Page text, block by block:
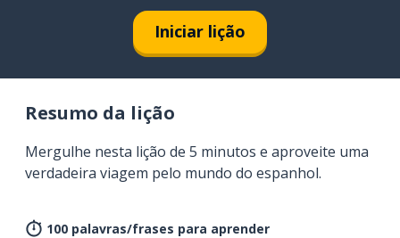
Iniciar lição
Resumo da lição
Mergulhe nesta lição de 5 minutos e aproveite uma
verdadeira viagem pelo mundo do espanhol.
100 palavras/frases para aprender